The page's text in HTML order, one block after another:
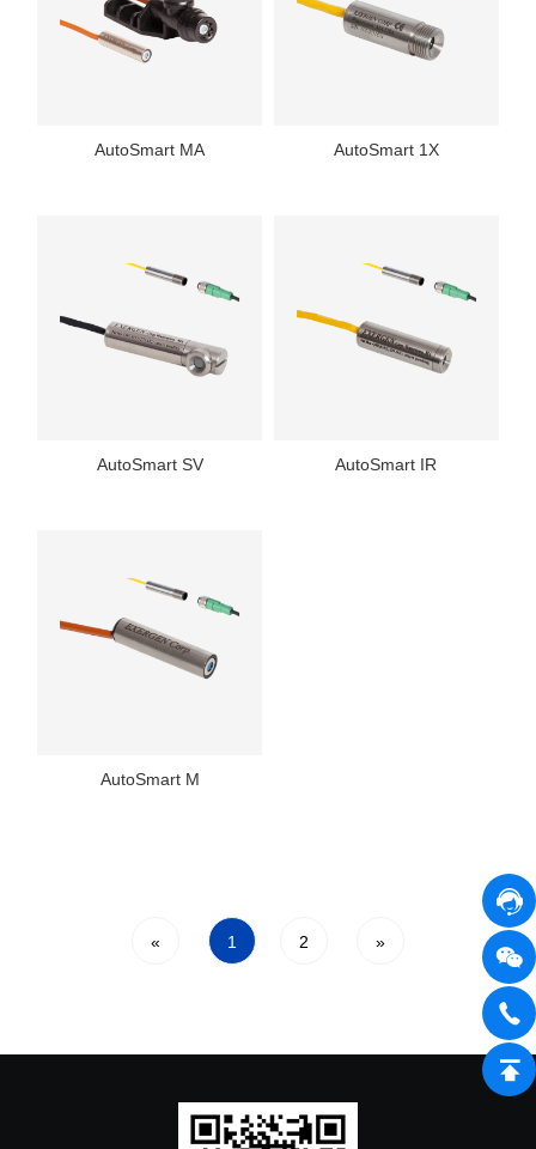
AutoSmart MA AutoSmart 1X
AutoSmart SV AutoSmart IR
AutoSmart M
« 1 2 »